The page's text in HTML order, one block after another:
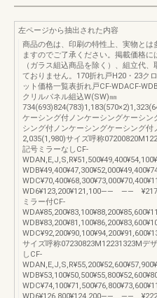
左ページから抽出された内容
商品の色は、印刷の特性上、実物とは
ますのでご了承ください。掲載価格
（ガラス組込商品を除く）、組立代
ておりません。170折れ戸H20・23ク
ット価格一覧表折れ戸CF-WDACF-
クリルパネル組込W(SW)㎜
ケーシング付ノンケーシングケーシン
シング付ノンケーシングケーシング付
2,035(1,980)サイズ呼称
記号ミラーなしCF-
WD6¥123,200¥121,100―― ――
ミラー付CF-
サイズ呼称07230823M12231323Mデ
しCF-
WD6¥126,800¥124,200―― ――